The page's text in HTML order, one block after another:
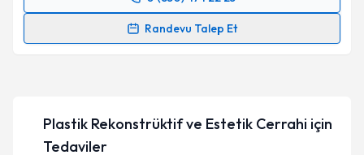
Randevu Talep Et
Randevu Takvimi Talebi
E-posta Adresiniz
Plastik Rekonstrüktif ve Estetik Cerrahi için
Tedaviler